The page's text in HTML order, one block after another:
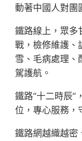
動著中國人對團
鐵路線上，眾多
戰，檢修維護、
雪、毛病處理
駕護航。
鐵路“十二時辰”
位，專心服務，
鐵路網越織越密